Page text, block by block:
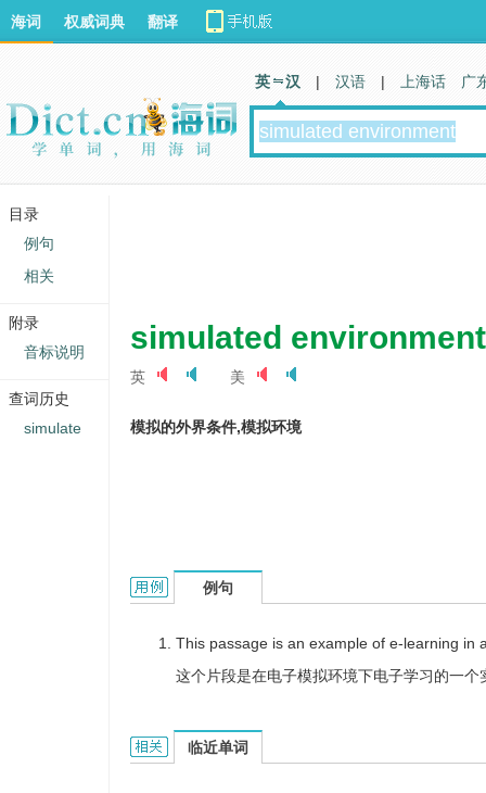
simulated environment
英 美
模拟的外界条件,模拟环境
simulated environment的用法和样例：
例句
This passage is an example of e-learning in
这个片段是在电子模拟环境下电子学习的一个
simulated environment的相关资料：
临近单词
海词 权威词典 翻译
英 汉 | 汉语 | 上海话 广
目录
例句
相关
附录
音标说明
查词历史
simulate